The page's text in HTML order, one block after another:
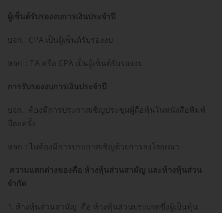
ผู้เซ็นต์รับรองงบการเงินประจำปี
บจก. : CPA เป็นผู้เซ็นต์รับรองงบ
หจก. : TA หรือ CPA เป็นผู้เซ็นต์รับรองงบ
การรับรองงบการเงินประจำปี
บจก. : ต้องมีการประกาศเชิญประชุมผู้ถือหุ้นในหนังสือพิมพ์
ปีละครั้ง
หจก. : ไม่ต้องมีการประกาศเชิญด้วยการลงโฆษณา
ความแตกต่างของคือ ห้างหุ้นส่วนสามัญ และห้างหุ้นส่วน
จำกัด
1. ห้างหุ้นส่วนสามัญ คือ ห้างหุ้นส่วนประเภทซึ่งผู้เป็นหุ้น